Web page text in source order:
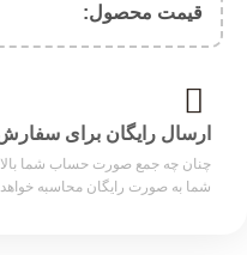
قیمت محصول:​
ارسال رایگان برای سفارش های بالای
شما به صورت رایگان محاسبه